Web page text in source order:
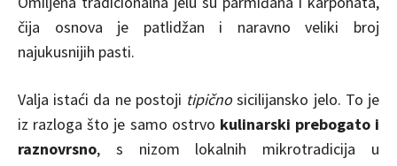
čija osnova je patlidžan i naravno veliki broj
najukusnijih pasti.
Valja istaći da ne postoji tipičnosicilijansko jelo. To je
iz razloga što je samo ostrvo kulinarski prebogato i
raznovrsno, s nizom lokalnih mikrotradicija u